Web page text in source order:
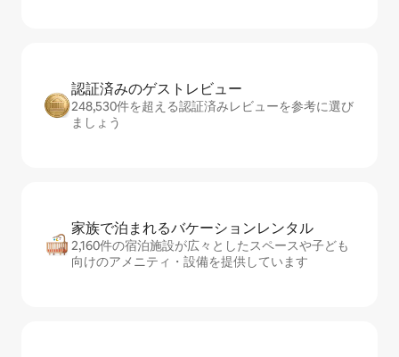
認証済みのゲ⁠ス⁠ト⁠レ⁠ビ⁠ュ⁠ー
248,530件を超える認証済みレビューを参考に選び
ましょう
家族で泊まれるバ⁠ケ⁠ー⁠シ⁠ョ⁠ンレ⁠ン⁠タ⁠ル
2,160件の宿泊施設が広々としたスペースや子ども
向けのアメニティ・設備を提供しています